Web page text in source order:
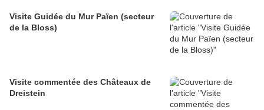
Visite Guidée du Mur Païen (secteur
de la Bloss)
Visite commentée des Châteaux de
Dreistein